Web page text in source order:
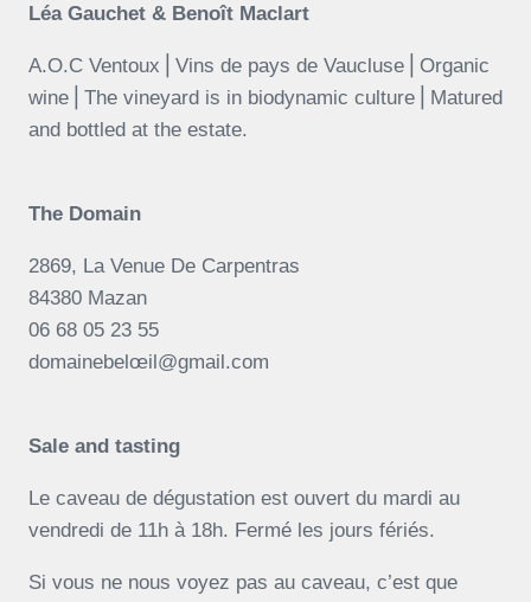
Léa Gauchet & Benoît Maclart
A.O.C Ventoux⎪Vins de pays de Vaucluse⎪Organic
wine⎪The vineyard is in biodynamic culture⎪Matured
and bottled at the estate.
The Domain
2869, La Venue De Carpentras
84380 Mazan
06 68 05 23 55
domainebelœil@gmail.com
Sale and tasting
Le caveau de dégustation est ouvert du mardi au
vendredi de 11h à 18h. Fermé les jours fériés.
Si vous ne nous voyez pas au caveau, c’est que